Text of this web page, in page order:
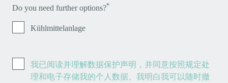
Do you need further options?*
Kühlmittelanlage
我已阅读并理解数据保护声明，并同意按照规定处
理和电子存储我的个人数据。我明白我可以随时撤